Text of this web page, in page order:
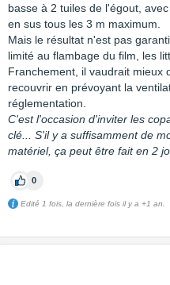
basse à 2 tuiles de l'égout,
en sus tous les 3 m maximum.
Mais le résultat n'est pas
limité au flambage du film, les
Franchement, il vaudrait mieux
recouvrir en prévoyant la
réglementation.
C'est l'occasion d'inviter les
clé... S'il y a suffisamment de
matériel, ça peut être fait en 2
0
Edité 1 fois, la dernière fois il y a +1 an.